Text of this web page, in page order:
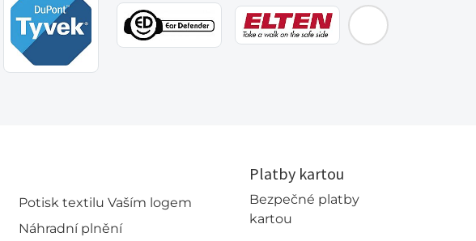
EMOS
Potisk textilu Vaším logem
Náhradní plnění
Platby kartou
Bezpečné platby
kartou